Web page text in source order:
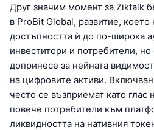
Друг значим момент за Ziktalk
в ProBit Global, развитие,
достъпността ѝ до по-широка
инвеститори и потребители,
допринесе за нейната
на цифровите активи.
често се възприемат като
повече потребители към
ликвидността на нативния